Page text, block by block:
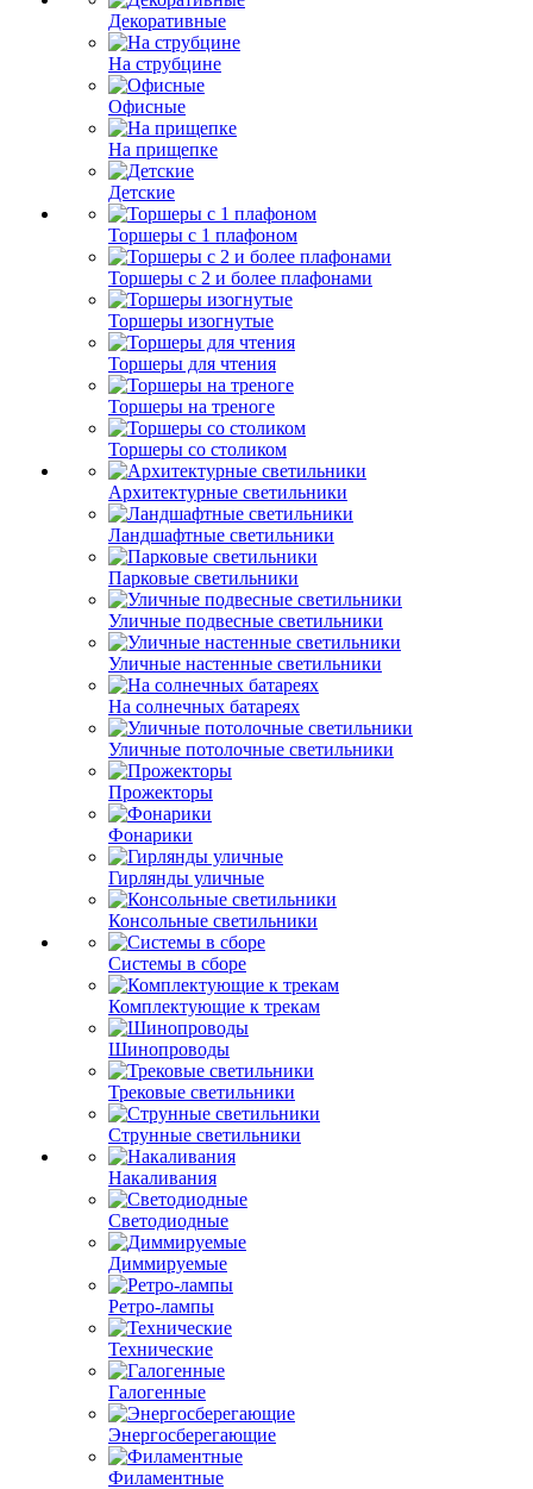
Декоративные
На струбцине
Офисные
На прищепке
Детские
Торшеры с 1 плафоном
Торшеры с 2 и более плафонами
Торшеры изогнутые
Торшеры для чтения
Торшеры на треноге
Торшеры со столиком
Архитектурные светильники
Ландшафтные светильники
Парковые светильники
Уличные подвесные светильники
Уличные настенные светильники
На солнечных батареях
Уличные потолочные светильники
Прожекторы
Фонарики
Гирлянды уличные
Консольные светильники
Системы в сборе
Комплектующие к трекам
Шинопроводы
Трековые светильники
Струнные светильники
Накаливания
Светодиодные
Диммируемые
Ретро-лампы
Технические
Галогенные
Энергосберегающие
Филаментные